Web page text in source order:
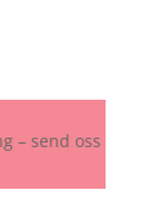
oss melding